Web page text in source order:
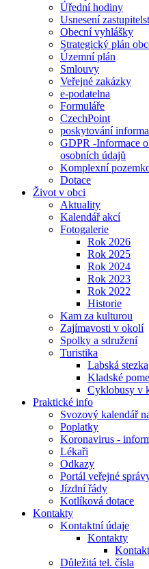
Úřední hodiny
Usnesení
Obecní vyhlášky
Strategický plán
Územní plán
Smlouvy
Veřejné zakázky
e-podatelna
Formuláře
CzechPoint
poskytování
GDPR -Informace
osobních údajů
Komplexní
Dotace
Život v obci
Aktuality
Kalendář akcí
Fotogalerie
Rok 2026
Rok 2025
Rok 2024
Rok 2023
Rok 2022
Historie
Kam za kulturou
Zajímavosti v okolí
Spolky a sdružení
Turistika
Labská stezka
Kladské
Cyklobusy v
Praktické info
Svozový kalendář
Poplatky
Koronavirus -
Lékaři
Odkazy
Portál veřejné
Jízdní řády
Kotlíková dotace
Kontakty
Kontaktní údaje
Kontakty
Důležitá tel. čísla